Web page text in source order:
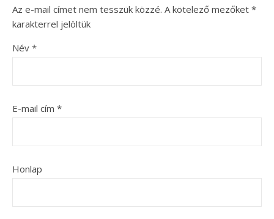
Az e-mail címet nem tesszük közzé. A kötelező mezőket *
karakterrel jelöltük
Név *
E-mail cím *
Honlap